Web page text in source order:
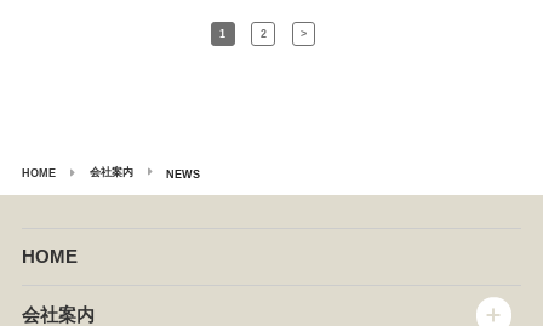
1 2 >
HOME 会社案内 NEWS
HOME
会社案内